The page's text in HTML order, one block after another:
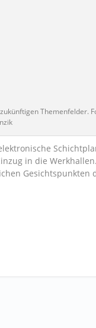
Themenfelder.
in die
Gesichtspunkten